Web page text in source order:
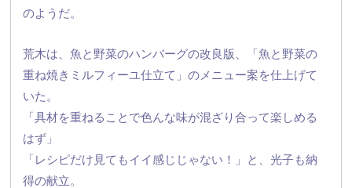
のようだ。
荒木は、魚と野菜のハンバーグの改良版、「魚と野菜の
重ね焼きミルフィーユ仕立て」のメニュー案を仕上げて
いた。
「具材を重ねることで色んな味が混ざり合って楽しめる
はず」
「レシピだけ見てもイイ感じじゃない！」と、光子も納
得の献立。